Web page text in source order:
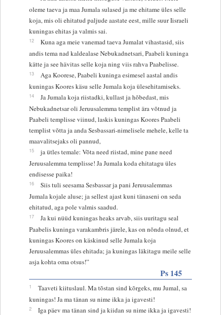
oleme taeva ja maa Jumala sulased ja me ehitame üles selle
koja, mis oli ehitatud paljude aastate eest, mille suur Iisraeli
kuningas ehitas ja valmis sai.
12
Kuna aga meie vanemad taeva Jumalat vihastasid, siis
andis tema nad kaldealase Nebukadnetsari, Paabeli kuninga
kätte ja see hävitas selle koja ning viis rahva Paabelisse.
13
Aga Koorese, Paabeli kuninga esimesel aastal andis
kuningas Koores käsu selle Jumala koja ülesehitamiseks.
14
Ja Jumala koja riistadki, kullast ja hõbedast, mis
Nebukadnetsar oli Jeruusalemma templist ära võtnud ja
Paabeli templisse viinud, laskis kuningas Koores Paabeli
templist võtta ja anda Sesbassari-nimelisele mehele, kelle ta
maavalitsejaks oli pannud,
15
ja ütles temale: Võta need riistad, mine pane need
Jeruusalemma templisse! Ja Jumala koda ehitatagu üles
endisesse paika!
16
Siis tuli seesama Sesbassar ja pani Jeruusalemmas
Jumala kojale aluse; ja sellest ajast kuni tänaseni on seda
ehitatud, aga pole valmis saadud.
17
Ja kui nüüd kuningas heaks arvab, siis uuritagu seal
Paabelis kuninga varakambris järele, kas on nõnda olnud, et
kuningas Koores on käskinud selle Jumala koja
Jeruusalemmas üles ehitada; ja kuningas läkitagu meile selle
asja kohta oma otsus!”
Ps 145
1
Taaveti kiituslaul. Ma tõstan sind kõrgeks, mu Jumal, sa
kuningas! Ja ma tänan su nime ikka ja igavesti!
2 Iga päev ma tänan sind ja kiidan su nime ikka ja igavesti!